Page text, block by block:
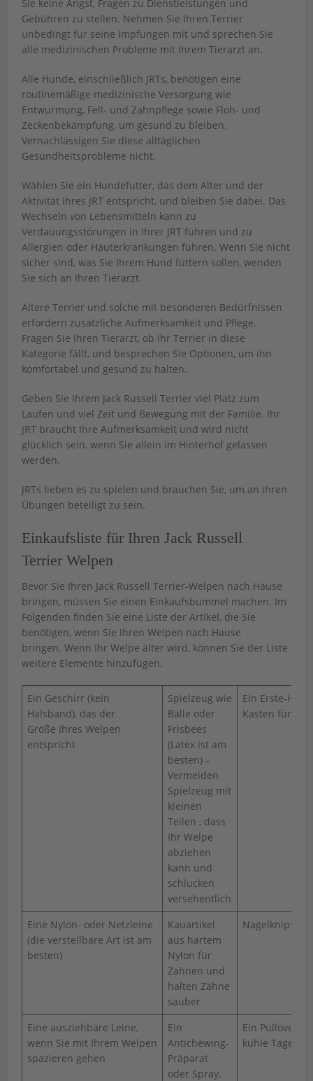
Sie keine Angst, Fragen zu Dienstleistungen und
Gebühren zu stellen. Nehmen Sie Ihren Terrier
unbedingt für seine Impfungen mit und sprechen Sie
alle medizinischen Probleme mit Ihrem Tierarzt an.
Alle Hunde, einschließlich JRTs, benötigen eine
routinemäßige medizinische Versorgung wie
Entwurmung, Fell- und Zahnpflege sowie Floh- und
Zeckenbekämpfung, um gesund zu bleiben.
Vernachlässigen Sie diese alltäglichen
Gesundheitsprobleme nicht.
Wählen Sie ein Hundefutter, das dem Alter und der
Aktivität Ihres JRT entspricht, und bleiben Sie dabei. Das
Wechseln von Lebensmitteln kann zu
Verdauungsstörungen in Ihrer JRT führen und zu
Allergien oder Hauterkrankungen führen. Wenn Sie nicht
sicher sind, was Sie Ihrem Hund füttern sollen, wenden
Sie sich an Ihren Tierarzt.
Ältere Terrier und solche mit besonderen Bedürfnissen
erfordern zusätzliche Aufmerksamkeit und Pflege.
Fragen Sie Ihren Tierarzt, ob Ihr Terrier in diese
Kategorie fällt, und besprechen Sie Optionen, um ihn
komfortabel und gesund zu halten.
Geben Sie Ihrem Jack Russell Terrier viel Platz zum
Laufen und viel Zeit und Bewegung mit der Familie. Ihr
JRT braucht Ihre Aufmerksamkeit und wird nicht
glücklich sein, wenn Sie allein im Hinterhof gelassen
werden.
JRTs lieben es zu spielen und brauchen Sie, um an ihren
Übungen beteiligt zu sein.
Einkaufsliste für Ihren Jack Russell
Terrier Welpen
Bevor Sie Ihren Jack Russell Terrier-Welpen nach Hause
bringen, müssen Sie einen Einkaufsbummel machen. Im
Folgenden finden Sie eine Liste der Artikel, die Sie
benötigen, wenn Sie Ihren Welpen nach Hause
bringen. Wenn Ihr Welpe älter wird, können Sie der Liste
weitere Elemente hinzufügen.
Ein Geschirr (kein
Halsband), das der
Größe Ihres Welpen
entspricht
Spielzeug wie
Bälle oder
Frisbees
(Latex ist am
besten) –
Vermeiden
Spielzeug mit
kleinen
Teilen , dass
Ihr Welpe
abziehen
kann und
schlucken
versehentlich
Ein Erste-Hilfe-
Kasten für
Eine Nylon- oder Netzleine
(die verstellbare Art ist am
besten)
Kauartikel
aus hartem
Nylon für
Zahnen und
halten Zähne
sauber
Nagelknipser
Eine ausziehbare Leine,
wenn Sie mit Ihrem Welpen
spazieren gehen
Ein
Antichewing-
Präparat
oder Spray,
Ein Pullover
kühle Tage